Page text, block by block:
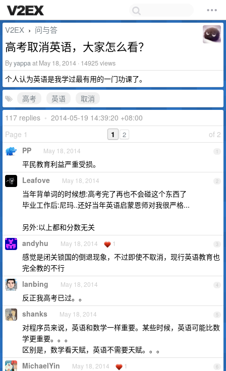
V2EX › 问与答
高考取消英语，大家怎么看？
Byyappaat May 18, 2014 · 14925 views
个人认为英语是我学过最有用的一门功课了。
高考
英语
取消
117 replies • 2014-05-19 14:39:20 +08:00
Page 1
of 2
1 2
1
PP May 18, 2014
平民教育利益严重受损。
2
Leafove May 18, 2014
当年背单词的时候想:高考完了再也不会碰这个东西了
毕业工作后:尼玛..还好当年英语启蒙恩师对我很严格...
另外:以上都和分数无关
3
andyhu May 18, 2014 1
感觉是闭关锁国的倒退现象，不过即使不取消，现行英语教育也
完全教的不行
4
lanbing May 18, 2014
反正我高考已过。。
5
shanks May 18, 2014
对程序员来说，英语和数学一样重要。某些时候，英语可能比数
学更重要。。。
区别是，数学看天赋，英语不需要天赋。。。
6
MichaelYin May 18, 2014 1